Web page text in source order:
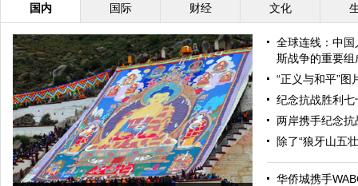
国内 国际 财经 文化
全球连线：中
斯战争的重要组
“正义与和平”图
纪念抗战胜利
两岸携手纪念
除了“狼牙山五
华侨城携手